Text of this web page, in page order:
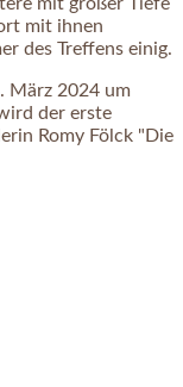
mit ihnen
des Treffens einig.
März 2024 um
der erste
Romy Fölck "Die